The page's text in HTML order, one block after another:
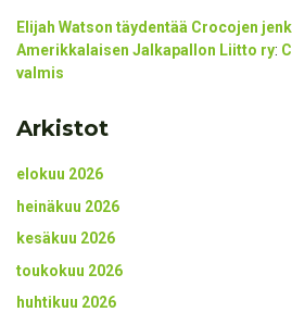
Elijah Watson täydentää Crocojen
Amerikkalaisen Jalkapallon Liitto ry:
valmis
Arkistot
elokuu 2026
heinäkuu 2026
kesäkuu 2026
toukokuu 2026
huhtikuu 2026